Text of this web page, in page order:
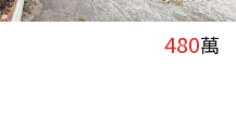
480萬